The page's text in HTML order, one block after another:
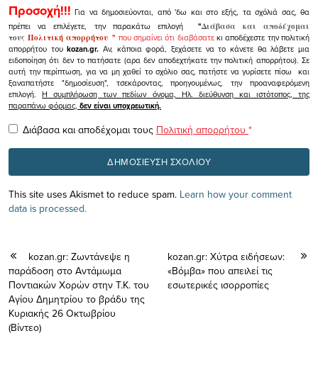
Προσοχή!!! Για να δημοσιεύονται, από 'δω και στο εξής, τα σχόλιά σας, θα
πρέπει να επιλέγετε, την παρακάτω επιλογή
"Διάβασα και αποδέχομαι
τουςΠολιτική απορρήτου" που σημαίνει ότι διαβάσατεκι αποδέχεστε την πολιτική
απορρήτου τουkozan.gr. Αν, κάποια φορά, ξεχάσετε να το κάνετε θα λάβετε μια
ειδοποίηση ότι δεν το πατήσατε (αρα δεν αποδεχτήκατε την πολιτική απορρήτου). Σε
αυτή την περίπτωση, για να μη χαθεί το σχόλιο σας, πατήστε να γυρίσετε πίσω και
ξαναπατήστε "δημοσίευση", τσεκάροντας, προηγουμένως, την προαναφερόμενη
επιλογή.Η συμπλήρωση των πεδίων όνομα, Ηλ. διεύθυνση και ιστότοπος, της
παραπάνω φόρμας, δεν είναι υποχρεωτική.
Διάβασα και αποδέχομαι τους Πολιτική απορρήτου *
This site uses Akismet to reduce spam. Learn how your comment
data is processed.
kozan.gr: Ζωντάνεψε η
παράδοση στο Αντάμωμα
Ποντιακών Χορών στην Τ.Κ. του
Αγίου Δημητρίου το βράδυ της
Κυριακής 26 Οκτωβρίου
(Βίντεο)
kozan.gr: Χύτρα ειδήσεων:
«Βόμβα» που απειλεί τις
εσωτερικές ισορροπίες